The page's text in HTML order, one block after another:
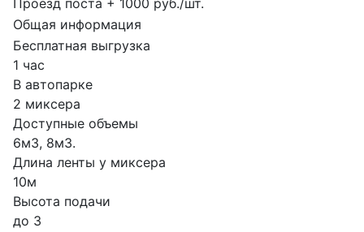
Общая информация
Бесплатная выгрузка
1 час
В автопарке
2 миксера
Доступные объемы
6м3, 8м3.
Длина ленты у миксера
10м
Высота подачи
до 3